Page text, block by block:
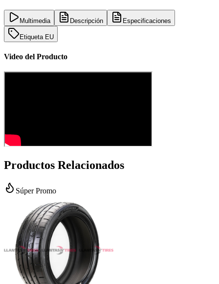
Multimedia Descripción Especificaciones
Etiqueta EU
Video del Producto
Productos Relacionados
Súper Promo